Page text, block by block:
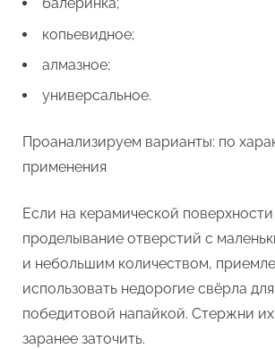
копьевидное;
алмазное;
универсальное.
Проанализируем варианты: по
применения
Если на керамической
проделывание отверстий с
и небольшим количеством,
использовать недорогие свёрла
победитовой напайкой. Стержни
заранее заточить.